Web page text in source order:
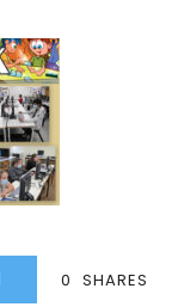
0 SHARES